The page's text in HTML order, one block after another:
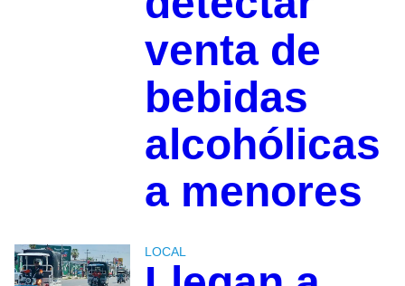
venta de
bebidas
alcohólicas
a menores
LOCAL